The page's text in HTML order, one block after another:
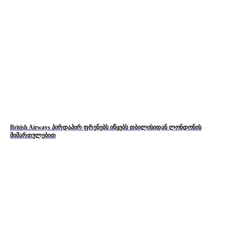
British Airways პირდაპირ ფრენებს იწყებს თბილისიდან ლონდონის
მიმართულებით